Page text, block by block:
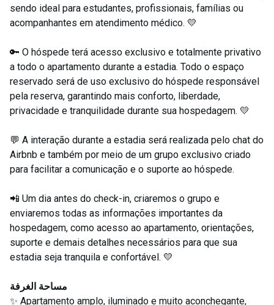
sendo ideal para estudantes, profissionais, famílias ou
acompanhantes em atendimento médico. 💛
🔑 O hóspede terá acesso exclusivo e totalmente privativo
a todo o apartamento durante a estadia. Todo o espaço
reservado será de uso exclusivo do hóspede responsável
pela reserva, garantindo mais conforto, liberdade,
privacidade e tranquilidade durante sua hospedagem. 💛
💬 A interação durante a estadia será realizada pelo chat do
Airbnb e também por meio de um grupo exclusivo criado
para facilitar a comunicação e o suporte ao hóspede.
📲 Um dia antes do check-in, criaremos o grupo e
enviaremos todas as informações importantes da
hospedagem, como acesso ao apartamento, orientações,
suporte e demais detalhes necessários para que sua
estadia seja tranquila e confortável. 💛
مساحة الغرفة
✨ Apartamento amplo, iluminado e muito aconchegante,